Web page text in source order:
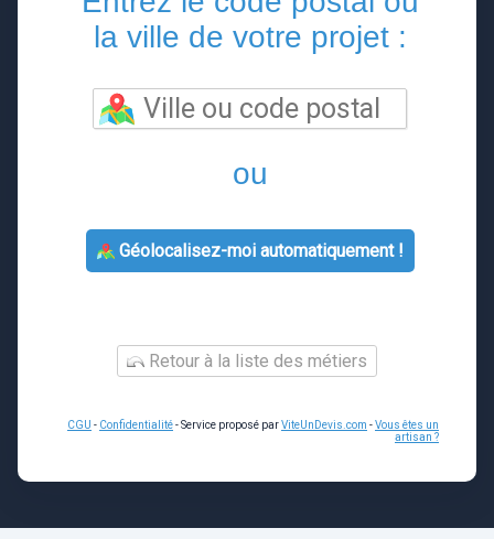
la ville de votre projet :
ou
Géolocalisez-moi automatiquement !
Retour à la liste des métiers
CGU - Confidentialité- Service proposé parViteUnDevis.com -Vous êtes un
artisan ?